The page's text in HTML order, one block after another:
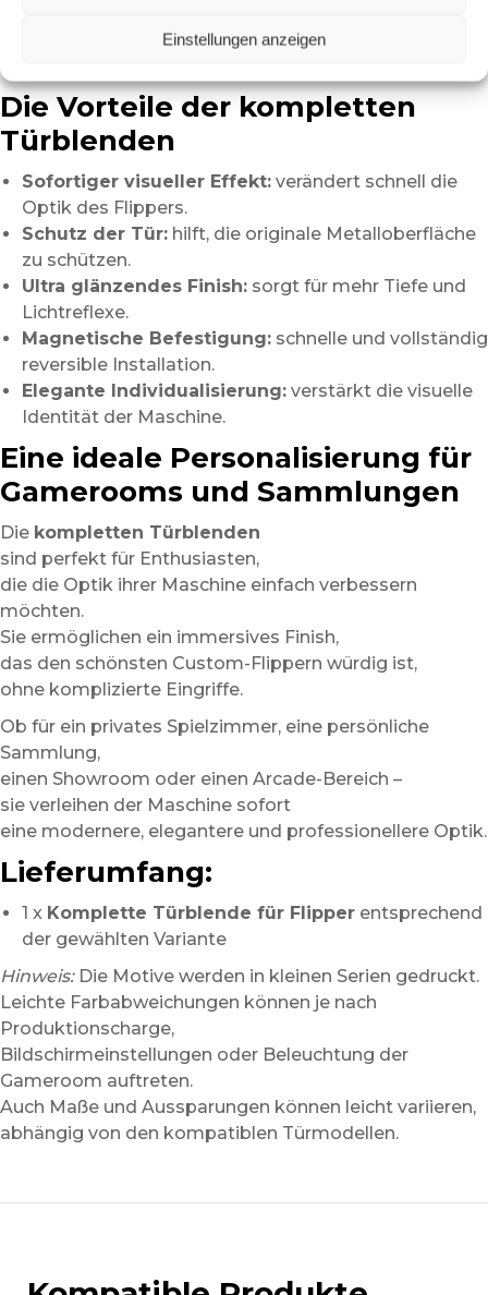
Einstellungen anzeigen
an Ihre Wünsche, Ihre Sammlung oder das Thema Ihrer
Die Vorteile der kompletten
Türblenden
Sofortiger visueller Effekt: verändert schnell die
Optik des Flippers.
Schutz der Tür: hilft, die originale Metalloberfläche
zu schützen.
Ultra glänzendes Finish: sorgt für mehr Tiefe und
Lichtreflexe.
Magnetische Befestigung: schnelle und vollständig
reversible Installation.
Elegante Individualisierung: verstärkt die visuelle
Identität der Maschine.
Eine ideale Personalisierung für
Gamerooms und Sammlungen
Die kompletten Türblenden
sind perfekt für Enthusiasten,
die die Optik ihrer Maschine einfach verbessern
möchten.
Sie ermöglichen ein immersives Finish,
das den schönsten Custom-Flippern würdig ist,
ohne komplizierte Eingriffe.
Ob für ein privates Spielzimmer, eine persönliche
Sammlung,
einen Showroom oder einen Arcade-Bereich –
sie verleihen der Maschine sofort
eine modernere, elegantere und professionellere Optik.
Lieferumfang:
1 x Komplette Türblende für Flipper entsprechend
der gewählten Variante
Hinweis:Die Motive werden in kleinen Serien gedruckt.
Leichte Farbabweichungen können je nach
Produktionscharge,
Bildschirmeinstellungen oder Beleuchtung der
Gameroom auftreten.
Auch Maße und Aussparungen können leicht variieren,
abhängig von den kompatiblen Türmodellen.